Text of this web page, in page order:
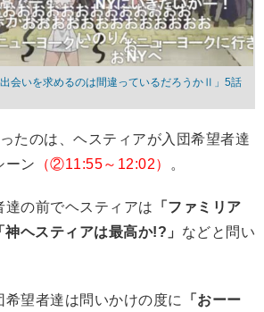
出会いを求めるのは間違っているだろうかⅡ」5話
たのは、ヘスティアが入団希望者達
ーン （②11:55～12:02） 。
の前でヘスティアは 「ファミリア
ヘスティアは最高か!?」 などと問い
望者達は問いかけの度に 「おーー